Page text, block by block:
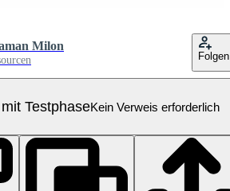
Milon
Folgen
TestphaseKein Verweis erforderlich